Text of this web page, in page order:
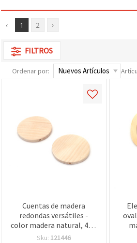
‹ 1 2 ›
FILTROS
Ordenar por:
Cuentas de madera
redondas versátiles -
color madera natural, 45 x
5,5 mm, agujero de 2 mm,
Sku: 121446